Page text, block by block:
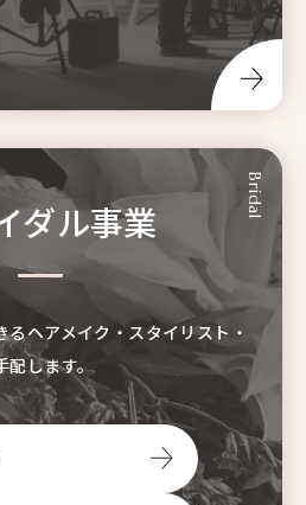
ダル事業
Bridal
ヘアメイク・スタイリスト・
配します。